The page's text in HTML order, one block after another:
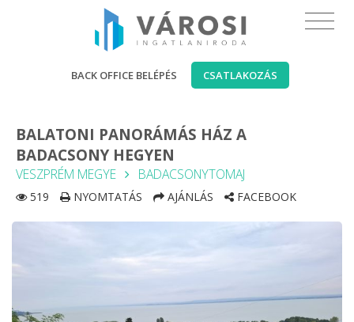
BACK OFFICE BELÉPÉS CSATLAKOZÁS
BALATONI PANORÁMÁS HÁZ A
BADACSONY HEGYEN
VESZPRÉM MEGYE BADACSONYTOMAJ
519 NYOMTATÁS AJÁNLÁS FACEBOOK